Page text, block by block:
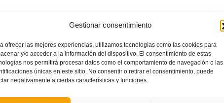
Gestionar consentimiento
ofrecer las mejores experiencias, utilizamos tecnologías como las cookies para
y/o acceder a la información del dispositivo. El consentimiento de estas
nos permitirá procesar datos como el comportamiento de navegación o las
únicas en este sitio. No consentir o retirar el consentimiento, puede
negativamente a ciertas características y funciones.